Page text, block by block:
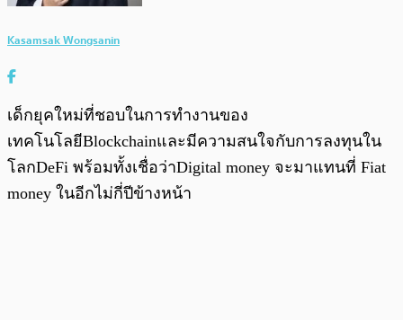
Kasamsak Wongsanin
เด็กยุคใหม่ที่ชอบในการทำงานของ
เทคโนโลยีBlockchainและมีความสนใจกับการลงทุนใน
โลกDeFi พร้อมทั้งเชื่อว่าDigital money จะมาแทนที่ Fiat
money ในอีกไม่กี่ปีข้างหน้า